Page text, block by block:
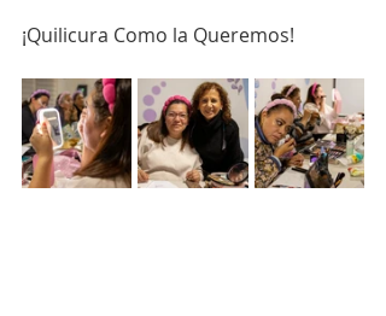
¡Quilicura Como la Queremos!